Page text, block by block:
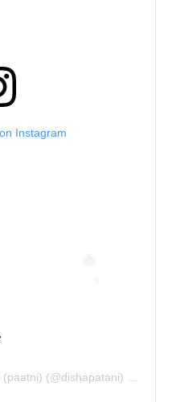
Instagram
(paatni) (@dishapatani) on